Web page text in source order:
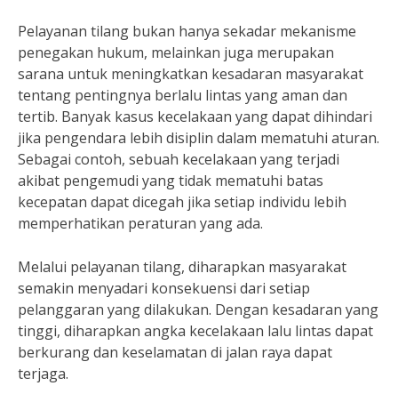
Pelayanan tilang bukan hanya sekadar mekanisme
penegakan hukum, melainkan juga merupakan
sarana untuk meningkatkan kesadaran masyarakat
tentang pentingnya berlalu lintas yang aman dan
tertib. Banyak kasus kecelakaan yang dapat dihindari
jika pengendara lebih disiplin dalam mematuhi aturan.
Sebagai contoh, sebuah kecelakaan yang terjadi
akibat pengemudi yang tidak mematuhi batas
kecepatan dapat dicegah jika setiap individu lebih
memperhatikan peraturan yang ada.
Melalui pelayanan tilang, diharapkan masyarakat
semakin menyadari konsekuensi dari setiap
pelanggaran yang dilakukan. Dengan kesadaran yang
tinggi, diharapkan angka kecelakaan lalu lintas dapat
berkurang dan keselamatan di jalan raya dapat
terjaga.